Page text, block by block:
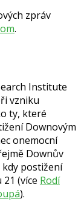
zpráv
.
Institute
vzniku
ty, které
Downovým
onemocní
Downův
postižení
(více Rodí
).